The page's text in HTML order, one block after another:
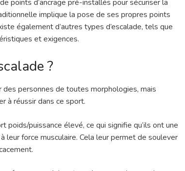
points d’ancrage pré-installés pour sécuriser la
implique la pose de ses propres points
également d’autres types d’escalade, tels que
et exigences.
?
personnes de toutes morphologies, mais
à réussir dans ce sport.
poids/puissance élevé, ce qui signifie qu’ils ont une
force musculaire. Cela leur permet de soulever